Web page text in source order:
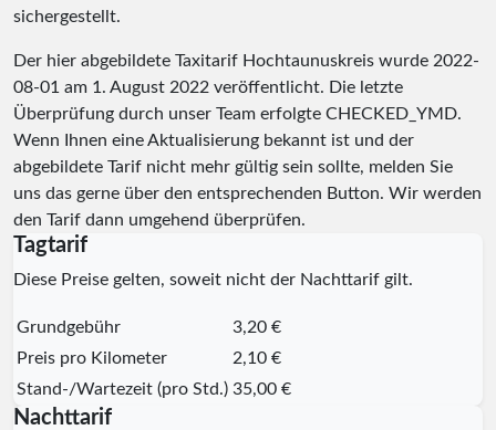
sichergestellt.
Der hier abgebildete Taxitarif Hochtaunuskreis wurde 2022-
08-01 am 1. August 2022 veröffentlicht. Die letzte
Überprüfung durch unser Team erfolgte CHECKED_YMD.
Wenn Ihnen eine Aktualisierung bekannt ist und der
abgebildete Tarif nicht mehr gültig sein sollte, melden Sie
uns das gerne über den entsprechenden Button. Wir werden
den Tarif dann umgehend überprüfen.
Tagtarif
Diese Preise gelten, soweit nicht der Nachttarif gilt.
Grundgebühr
3,20 €
Preis pro Kilometer
2,10 €
Stand-/Wartezeit (pro Std.) 35,00 €
Nachttarif